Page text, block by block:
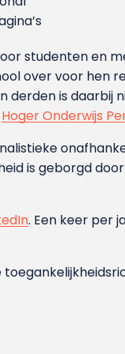
studenten en
over voor hen
is daarbij
Hoger Onderwijs
is geborgd
. Een keer per